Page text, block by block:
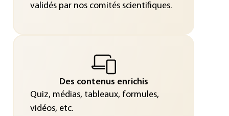
validés par nos comités scientifiques.
Des contenus enrichis
Quiz, médias, tableaux, formules,
vidéos, etc.